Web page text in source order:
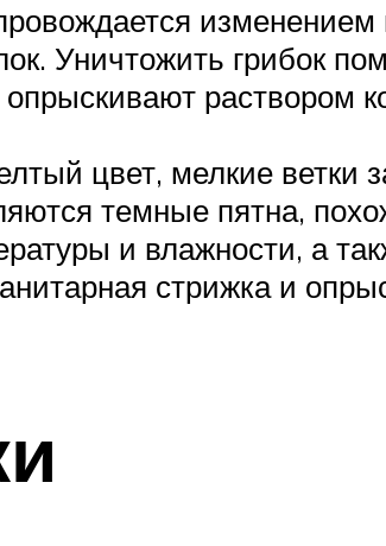
изменением
Уничтожить грибок
раствором
цвет, мелкие ветки
темные пятна,
и влажности, а
стрижка и